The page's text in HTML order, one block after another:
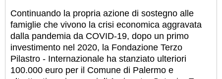
Continuando la propria azione di sostegno alle
famiglie che vivono la crisi economica aggravata
dalla pandemia da COVID-19, dopo un primo
investimento nel 2020, la Fondazione Terzo
Pilastro - Internazionale ha stanziato ulteriori
100.000 euro per il Comune di Palermo e